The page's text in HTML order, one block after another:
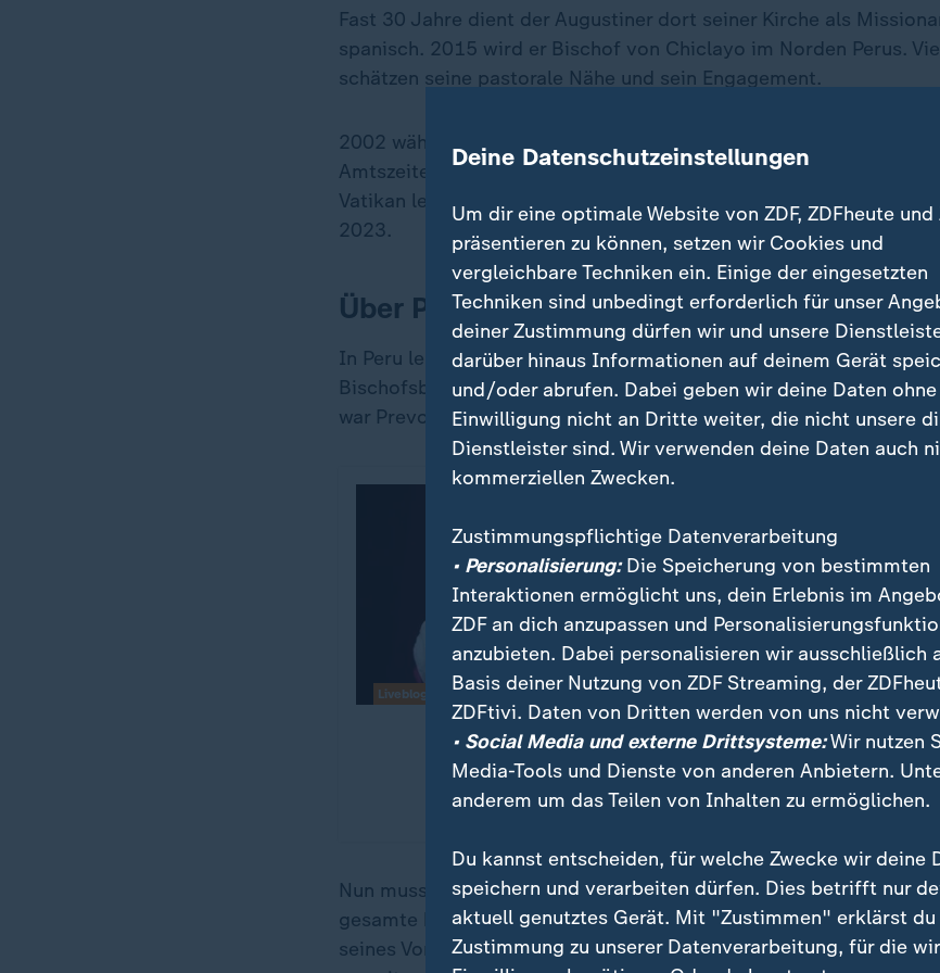
Fast 30 Jahre dient der Augustiner dort seiner Kirche als
spanisch. 2015 wird er Bischof von Chiclayo im Norden Perus.
schätzen seine pastorale Nähe und sein Engagement.
2002 wählte ihn der Augustinerorden zu seinem weltweiten Leiter.
Amtszeiten ging Prevost nach Rom. In der Generalkurie seines
Vatikan lebt der US-Amerikaner seit seiner erneuten Rückkehr
2023.
Über Peru nach Rom
In Peru lernte ihnPapst Franziskuskennen, der ihn schließlich als
Bischofsbehörde in den Vatikan holte und zum Kardinal machte.
war Prevost auch Präsident der Päpstlichen Lateinamerika-
:
Papst Leo
alle
Der neue Papst ist
sich Leo XIV. und
großen Messe.
Amtseinführung
offen - alles zur
Liveblog.
mit Video 14:34
Liveblog
Nun muss Leo XIV. nicht nur einen weltweit organisierten Orden,
gesamte katholische Weltkirche mit ihren 1,4 Milliarden
seines Vorgängers in Richtung einer Kirche mit mehr Teilhabe
Deine Datenschutzeinstellungen
Um dir eine optimale Website von ZDF, ZDFheute und
präsentieren zu können, setzen wir Cookies und
vergleichbare Techniken ein. Einige der eingesetzten
Techniken sind unbedingt erforderlich für unser
deiner Zustimmung dürfen wir und unsere
darüber hinaus Informationen auf deinem Gerät
und/oder abrufen. Dabei geben wir deine Daten
Einwilligung nicht an Dritte weiter, die nicht unsere
Dienstleister sind. Wir verwenden deine Daten auch
kommerziellen Zwecken.
Zustimmungspflichtige Datenverarbeitung
• Personalisierung:Die Speicherung von bestimmten
Interaktionen ermöglicht uns, dein Erlebnis im
ZDF an dich anzupassen und
anzubieten. Dabei personalisieren wir ausschließlich
Basis deiner Nutzung von ZDF Streaming, der
ZDFtivi. Daten von Dritten werden von uns nicht
• Social Media und externe Drittsysteme:Wir nutzen
Media-Tools und Dienste von anderen Anbietern.
anderem um das Teilen von Inhalten zu ermöglichen.
Du kannst entscheiden, für welche Zwecke wir deine
speichern und verarbeiten dürfen. Dies betrifft nur
aktuell genutztes Gerät. Mit "Zustimmen" erklärst du
Zustimmung zu unserer Datenverarbeitung, für die